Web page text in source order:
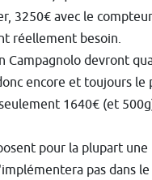
3250€ avec le
réellement besoin.
Campagnolo devront
encore et toujours
1640€ (et
pour la plupart
pas dans